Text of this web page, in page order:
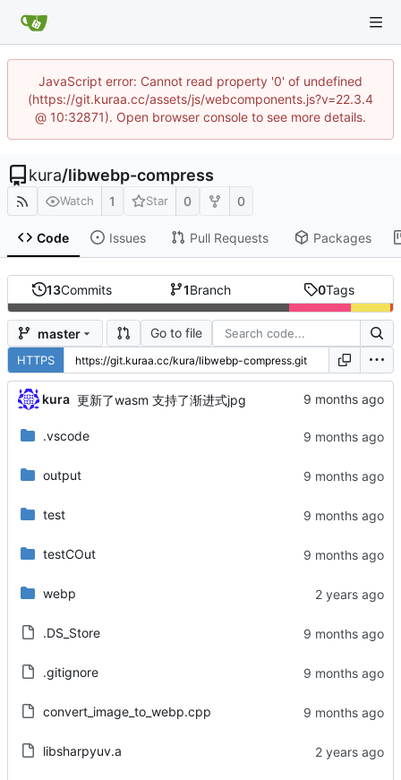
JavaScript error: Cannot read property '0' of undefined
(https://git.kuraa.cc/assets/js/webcomponents.js?v=22.3.4
@ 10:32871). Open browser console to see more details.
kura/libwebp-compress
Watch 1 Star 0 0
Code Issues Pull Requests Packages
13Commits 1Branch 0Tags
master Go to file
HTTPS
kura 更新了wasm 支持了渐进式jpg
.vscode
output
test
testCOut
webp
.DS_Store
.gitignore
convert_image_to_webp.cpp
libsharpyuv.a